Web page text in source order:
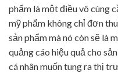
phẩm là một điều vô cùng
mỹ phẩm không chỉ đơn
sản phẩm mà nó còn sẽ là
quảng cáo hiệu quả cho
cá nhân muốn tung ra thị